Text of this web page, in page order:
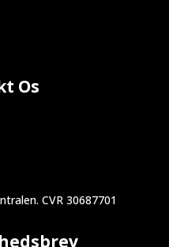
Os
CVR 30687701